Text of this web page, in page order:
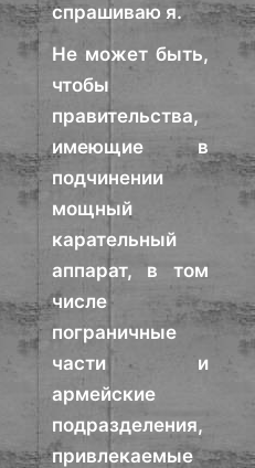
спрашиваю я.
Не может быть,
чтобы
правительства,
имеющие в
подчинении
мощный
карательный
аппарат, в том
числе
пограничные
части и
армейские
подразделения,
привлекаемые